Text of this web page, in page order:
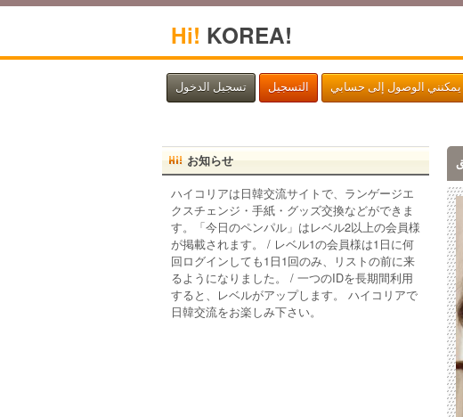
Hi! KOREA!
تسجيل الدخول التسجيل يمكنني الوصول إلى حسابي
お知らせ
ハイコリアは日韓交流サイトで、ランゲージエ
クスチェンジ・手紙・グッズ交換などができま
す。「今日のペンパル」はレベル2以上の会員様
が掲載されます。 / レベル1の会員様は1日に何
回ログインしても1日1回のみ、リストの前に来
るようになりました。 / 一つのIDを長期間利用
すると、レベルがアップします。 ハイコリアで
日韓交流をお楽しみ下さい。